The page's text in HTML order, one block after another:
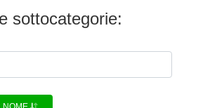
sottocategorie: